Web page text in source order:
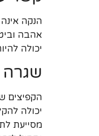
הנקה
אהבה
יכולה
שגרה
הקפיצים
יכולה
מסייעת